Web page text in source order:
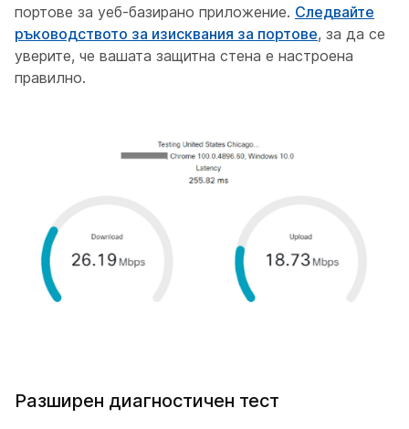
портове за уеб-базирано приложение. Следвайте
ръководството за изисквания за портове, за да се
уверите, че вашата защитна стена е настроена
правилно.
Разширен диагностичен тест